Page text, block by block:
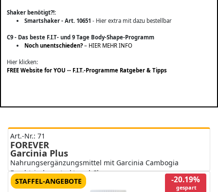
Shaker benötigt?!:
Smartshaker - Art. 10651 - Hier extra mit dazu bestellbar
C9 - Das beste F.I.T- und 9 Tage Body-Shape-Programm
Noch unentschieden? – HIER MEHR INFO
Hier klicken:
FREE Website for YOU -- F.I.T.-Programme Ratgeber & Tipps
Art.-Nr.: 71
FOREVER
Garcinia Plus
Nahrungsergänzungsmittel mit Garcinia Cambogia
Fruchtrindenextrakt und Chrom
-20.19%
gespart
STAFFEL-ANGEBOTE